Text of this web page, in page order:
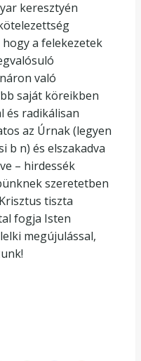
keresztyén
a felekezetek
való
saját köreikben
és radikálisan
az Úrnak (legyen
b n) és elszakadva
– hirdessék
szeretetben
tiszta
fogja Isten
megújulással,